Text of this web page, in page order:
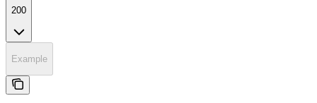
200
Example